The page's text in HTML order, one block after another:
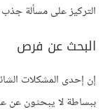
التركيز على مسألة
البحث عن فرص
إن إحدى المشكلات
ببساطة لا يبحثون عن